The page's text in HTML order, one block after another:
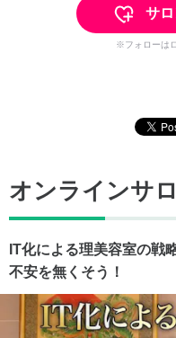
サ
※フォローは
オンラインサ
IT化による理美容室の戦
不安を無くそう！